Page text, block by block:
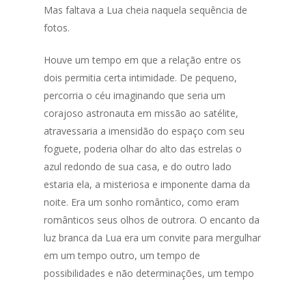
Mas faltava a Lua cheia naquela sequência de
fotos.
Houve um tempo em que a relação entre os
dois permitia certa intimidade. De pequeno,
percorria o céu imaginando que seria um
corajoso astronauta em missão ao satélite,
atravessaria a imensidão do espaço com seu
foguete, poderia olhar do alto das estrelas o
azul redondo de sua casa, e do outro lado
estaria ela, a misteriosa e imponente dama da
noite. Era um sonho romântico, como eram
românticos seus olhos de outrora. O encanto da
luz branca da Lua era um convite para mergulhar
em um tempo outro, um tempo de
possibilidades e não determinações, um tempo